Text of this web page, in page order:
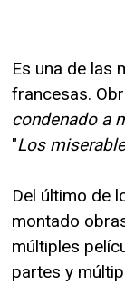
Es una de las
francesas.
condenado a
"Los
Del último de
montado
múltiples
partes y